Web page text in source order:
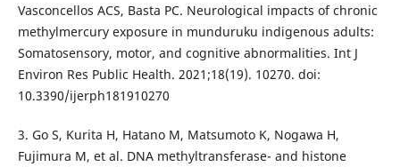
Vasconcellos ACS, Basta PC. Neurological impacts of chronic
methylmercury exposure in munduruku indigenous adults:
Somatosensory, motor, and cognitive abnormalities. Int J
Environ Res Public Health. 2021;18(19). 10270. doi:
10.3390/ijerph181910270
3. Go S, Kurita H, Hatano M, Matsumoto K, Nogawa H,
Fujimura M, et al. DNA methyltransferase- and histone